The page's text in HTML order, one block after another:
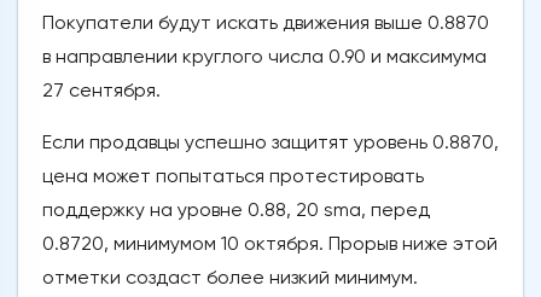
Покупатели будут искать движения выше 0.8870
в направлении круглого числа 0.90 и максимума
27 сентября.
Если продавцы успешно защитят уровень 0.8870,
цена может попытаться протестировать
поддержку на уровне 0.88, 20 sma, перед
0.8720, минимумом 10 октября. Прорыв ниже этой
отметки создаст более низкий минимум.